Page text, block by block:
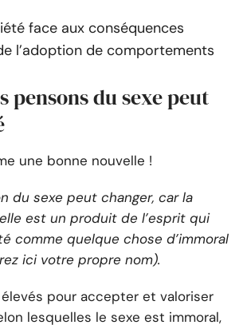
face aux conséquences
l’adoption de comportements
pensons du sexe peut
une bonne nouvelle !
du sexe peut changer, car la
est un produit de l’esprit qui
comme quelque chose d’immoral
ici votre propre nom).
pour accepter et valoriser
lesquelles le sexe est immoral,